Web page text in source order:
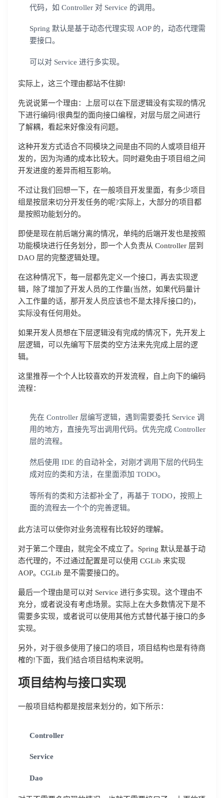
代码，如 Controller 对 Service 的调用。
Spring 默认是基于动态代理实现 AOP 的，动态代理需
要接口。
可以对 Service 进行多实现。
实际上，这三个理由都站不住脚!
先说说第一个理由：上层可以在下层逻辑没有实现的情况
下进行编码!很典型的面向接口编程，对层与层之间进行
了解耦，看起来好像没有问题。
这种开发方式适合不同模块之间是由不同的人或项目组开
发的，因为沟通的成本比较大。同时避免由于项目组之间
开发进度的差异而相互影响。
不过让我们回想一下，在一般项目开发里面，有多少项目
组是按层来切分开发任务的呢?实际上，大部分的项目都
是按照功能划分的。
即使是现在前后端分离的情况，单纯的后端开发也是按照
功能模块进行任务划分，即一个人负责从 Controller 层到
DAO 层的完整逻辑处理。
在这种情况下，每一层都先定义一个接口，再去实现逻
辑，除了增加了开发人员的工作量(当然，如果代码量计
入工作量的话，那开发人员应该也不是太排斥接口的)，
实际没有任何用处。
如果开发人员想在下层逻辑没有完成的情况下，先开发上
层逻辑，可以先编写下层类的空方法来先完成上层的逻
辑。
这里推荐一个个人比较喜欢的开发流程，自上向下的编码
流程：
先在 Controller 层编写逻辑，遇到需要委托 Service 调
用的地方，直接先写出调用代码。优先完成 Controller
层的流程。
然后使用 IDE 的自动补全，对刚才调用下层的代码生
成对应的类和方法，在里面添加 TODO。
等所有的类和方法都补全了，再基于 TODO，按照上
面的流程去一个个的完善逻辑。
此方法可以使你对业务流程有比较好的理解。
对于第二个理由，就完全不成立了。Spring 默认是基于动
态代理的，不过通过配置是可以使用 CGLib 来实现
AOP。CGLib 是不需要接口的。
最后一个理由是可以对 Service 进行多实现。这个理由不
充分，或者说没有考虑场景。实际上在大多数情况下是不
需要多实现，或者说可以使用其他方式替代基于接口的多
实现。
另外，对于很多使用了接口的项目，项目结构也是有待商
榷的!下面，我们结合项目结构来说明。
项目结构与接口实现
一般项目结构都是按层来划分的，如下所示：
Controller
Service
Dao